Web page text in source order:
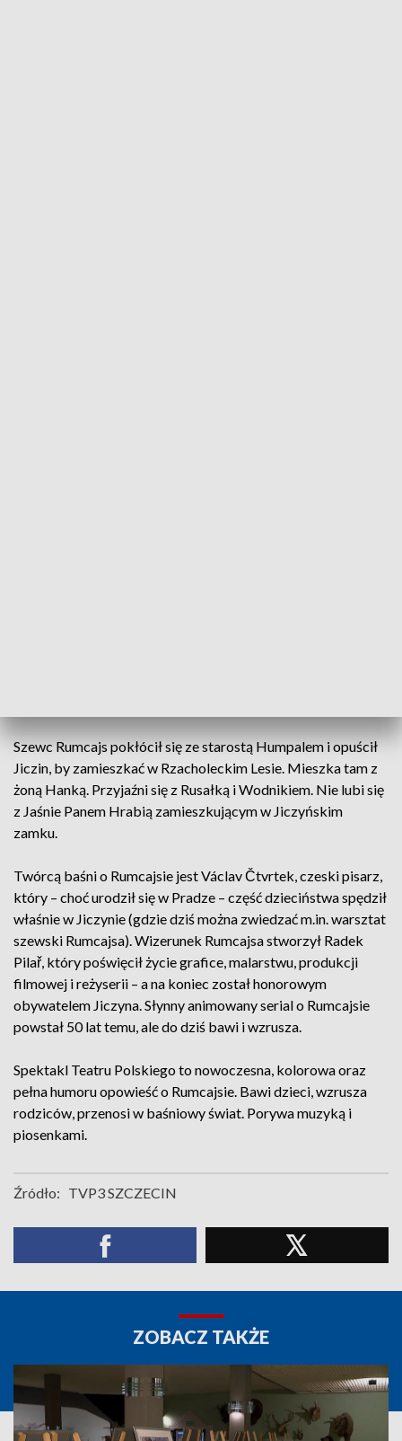
Szewc Rumcajs pokłócił się ze starostą Humpalem i opuścił
Jiczin, by zamieszkać w Rzacholeckim Lesie. Mieszka tam z
żoną Hanką. Przyjaźni się z Rusałką i Wodnikiem. Nie lubi się
z Jaśnie Panem Hrabią zamieszkującym w Jiczyńskim
zamku.
Twórcą baśni o Rumcajsie jest Václav Čtvrtek, czeski pisarz,
który – choć urodził się w Pradze – część dzieciństwa spędził
właśnie w Jiczynie (gdzie dziś można zwiedzać m.in. warsztat
szewski Rumcajsa). Wizerunek Rumcajsa stworzył Radek
Pilař, który poświęcił życie grafice, malarstwu, produkcji
filmowej i reżyserii – a na koniec został honorowym
obywatelem Jiczyna. Słynny animowany serial o Rumcajsie
powstał 50 lat temu, ale do dziś bawi i wzrusza.
Spektakl Teatru Polskiego to nowoczesna, kolorowa oraz
pełna humoru opowieść o Rumcajsie. Bawi dzieci, wzrusza
rodziców, przenosi w baśniowy świat. Porywa muzyką i
piosenkami.
Źródło: TVP3 SZCZECIN
ZOBACZ TAKŻE